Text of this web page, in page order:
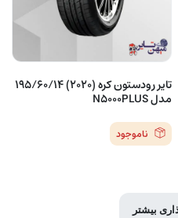
تایر رودستون کره (2020) 195/60/14
مدل N5000PLUS
ناموجود
بیشتر